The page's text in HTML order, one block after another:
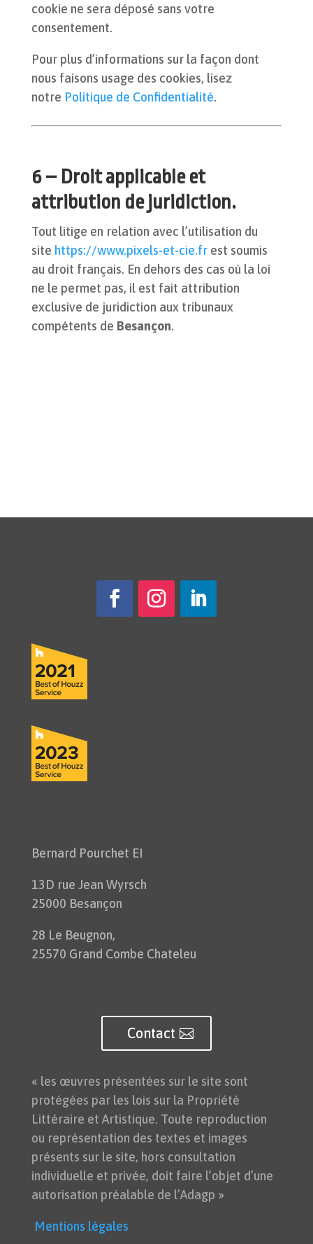
cookie ne sera déposé sans votre
consentement.
Pour plus d’informations sur la façon dont
nous faisons usage des cookies, lisez
notre Politique de Confidentialité.
6 – Droit applicable et
attribution de juridiction.
Tout litige en relation avec l’utilisation du
site https://www.pixels-et-cie.fr est soumis
au droit français. En dehors des cas où la loi
ne le permet pas, il est fait attribution
exclusive de juridiction aux tribunaux
compétents de Besançon.
Bernard Pourchet EI
13D rue Jean Wyrsch
25000 Besançon
28 Le Beugnon,
25570 Grand Combe Chateleu
Contact
« les œuvres présentées sur le site sont
protégées par les lois sur la Propriété
Littéraire et Artistique. Toute reproduction
ou représentation des textes et images
présents sur le site, hors consultation
individuelle et privée, doit faire l’objet d’une
autorisation préalable de l’Adagp »
Mentions légales